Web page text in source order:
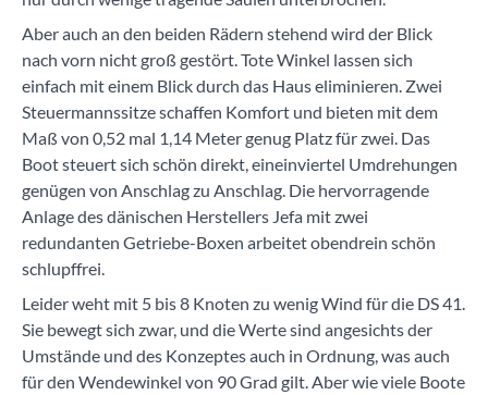
Aber auch an den beiden Rädern stehend wird der Blick
nach vorn nicht groß gestört. Tote Winkel lassen sich
einfach mit einem Blick durch das Haus eliminieren. Zwei
Steuermannssitze schaffen Komfort und bieten mit dem
Maß von 0,52 mal 1,14 Meter genug Platz für zwei. Das
Boot steuert sich schön direkt, eineinviertel Umdrehungen
genügen von Anschlag zu Anschlag. Die hervorragende
Anlage des dänischen Herstellers Jefa mit zwei
redundanten Getriebe-Boxen arbeitet obendrein schön
schlupffrei.
Leider weht mit 5 bis 8 Knoten zu wenig Wind für die DS 41.
Sie bewegt sich zwar, und die Werte sind angesichts der
Umstände und des Konzeptes auch in Ordnung, was auch
für den Wendewinkel von 90 Grad gilt. Aber wie viele Boote